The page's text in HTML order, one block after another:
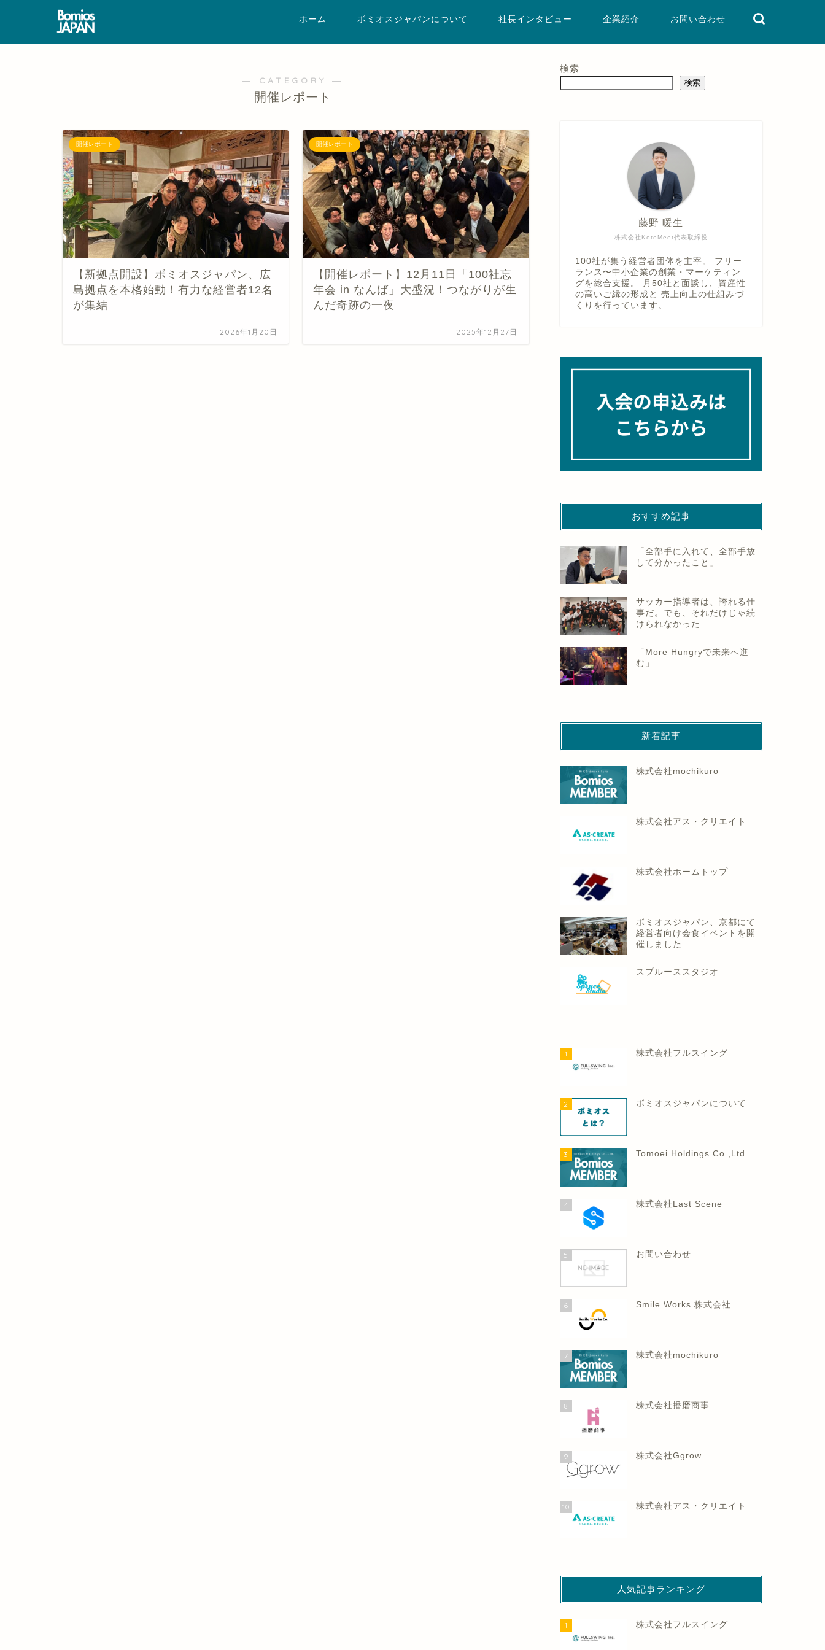
ホーム ボミオスジャパンについて 社長インタビュー 企業紹介 お問い合わせ
― CATEGORY ―
開催レポート
開催レポート
【新拠点開設】ボミオスジャパン、広
島拠点を本格始動！有力な経営者12名
が集結
2026年1月20日
開催レポート
【開催レポート】12月11日「100社忘
年会 in なんば」大盛況！つながりが生
んだ奇跡の一夜
2025年12月27日
検索
検索
株式会社KotoMeet代表取締役
藤野 暖生
100社が集う経営者団体を主宰。 フリー
ランス〜中小企業の創業・マーケティン
グを総合支援。 月50社と面談し、資産性
の高いご縁の形成と 売上向上の仕組みづ
くりを行っています。
おすすめ記事
「全部手に入れて、全部手放
して分かったこと」
サッカー指導者は、誇れる仕
事だ。でも、それだけじゃ続
けられなかった
「More Hungryで未来へ進
む」
新着記事
株式会社mochikuro
株式会社アス・クリエイト
株式会社ホームトップ
ボミオスジャパン、京都にて
経営者向け会食イベントを開
催しました
スプルーススタジオ
1 株式会社フルスイング
2 ボミオスジャパンについて
3 Tomoei Holdings Co.,Ltd.
4 株式会社Last Scene
5 お問い合わせ
6 Smile Works 株式会社
7 株式会社mochikuro
8 株式会社播磨商事
9 株式会社Ggrow
10 株式会社アス・クリエイト
人気記事ランキング
1 株式会社フルスイング